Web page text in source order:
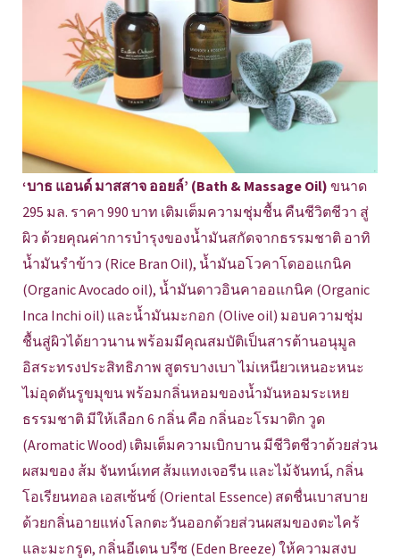
‘บาธ แอนด์ มาสสาจ ออยล์’ (Bath & Massage Oil) ขนาด
295 มล. ราคา 990 บาท เติมเต็มความชุ่มชื้น คืนชีวิตชีวา สู่
ผิว ด้วยคุณค่าการบำรุงของน้ำมันสกัดจากธรรมชาติ อาทิ
น้ำมันรำข้าว (Rice Bran Oil), น้ำมันอโวคาโดออแกนิค
(Organic Avocado oil), น้ำมันดาวอินคาออแกนิค (Organic
Inca Inchi oil) และน้ำมันมะกอก (Olive oil) มอบความชุ่ม
ชื้นสู่ผิวได้ยาวนาน พร้อมมีคุณสมบัติเป็นสารต้านอนุมูล
อิสระทรงประสิทธิภาพ สูตรบางเบา ไม่เหนียวเหนอะหนะ
ไม่อุดตันรูขมุขน พร้อมกลิ่นหอมของน้ำมันหอมระเหย
ธรรมชาติ มีให้เลือก 6 กลิ่น คือ กลิ่นอะโรมาติก วูด
(Aromatic Wood) เติมเต็มความเบิกบาน มีชีวิตชีวาด้วยส่วน
ผสมของ ส้ม จันทน์เทศ ส้มแทงเจอรีน และไม้จันทน์, กลิ่น
โอเรียนทอล เอสเซ้นซ์ (Oriental Essence) สดชื่นเบาสบาย
ด้วยกลิ่นอายแห่งโลกตะวันออกด้วยส่วนผสมของตะไคร้
และมะกรูด, กลิ่นอีเดน บรีซ (Eden Breeze) ให้ความสงบ